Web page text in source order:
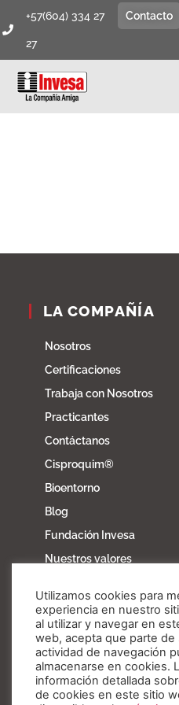
+57(604) 334 27
27
Contacto
LA COMPAÑÍA
Nosotros
Certificaciones
Trabaja con Nosotros
Practicantes
Contáctanos
Cisproquim®
Bioentorno
Blog
Fundación Invesa
Nuestros valores
Copyright © Invesa 2020.
Utilizamos cookies para
experiencia en nuestro
al utilizar y navegar en
web, acepta que parte de
actividad de navegación
almacenarse en cookies.
información detallada
de cookies en este sitio